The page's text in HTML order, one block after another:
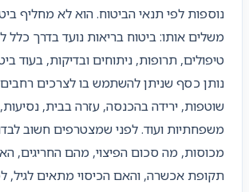
נוספות לפי תנאי הביטוח. הוא לא מחליף
משלים אותו: ביטוח בריאות נועד בדרך כלל
טיפולים, תרופות, ניתוחים ובדיקות, בעוד
נותן כסף שניתן להשתמש בו לצרכים
שוטפות, ירידה בהכנסה, עזרה בבית,
משפחתיות ועוד. לפני שמצטרפים חשוב
מכוסות, מה סכום הפיצוי, מהם החריגים,
תקופת אכשרה, והאם הכיסוי מתאים